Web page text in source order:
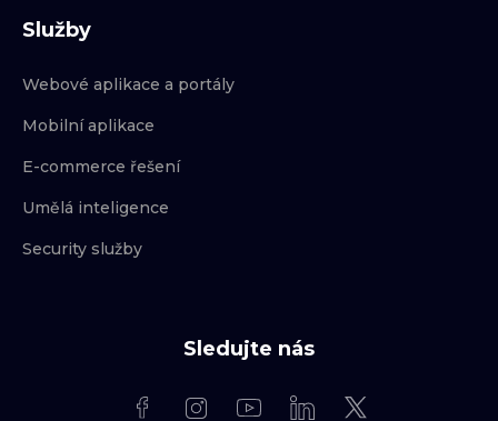
Služby
Webové aplikace a portály
Mobilní aplikace
E-commerce řešení
Umělá inteligence
Security služby
Sledujte nás